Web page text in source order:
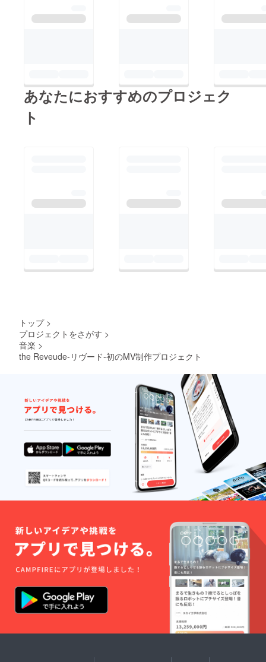
間と情熱を注いできま
在しているのはひとえ
あなたにおすすめのプロジェク
ト
トップ >
プロジェクトをさがす >
音楽 >
the Reveude-リヴード-初のMV制作プロジェクト